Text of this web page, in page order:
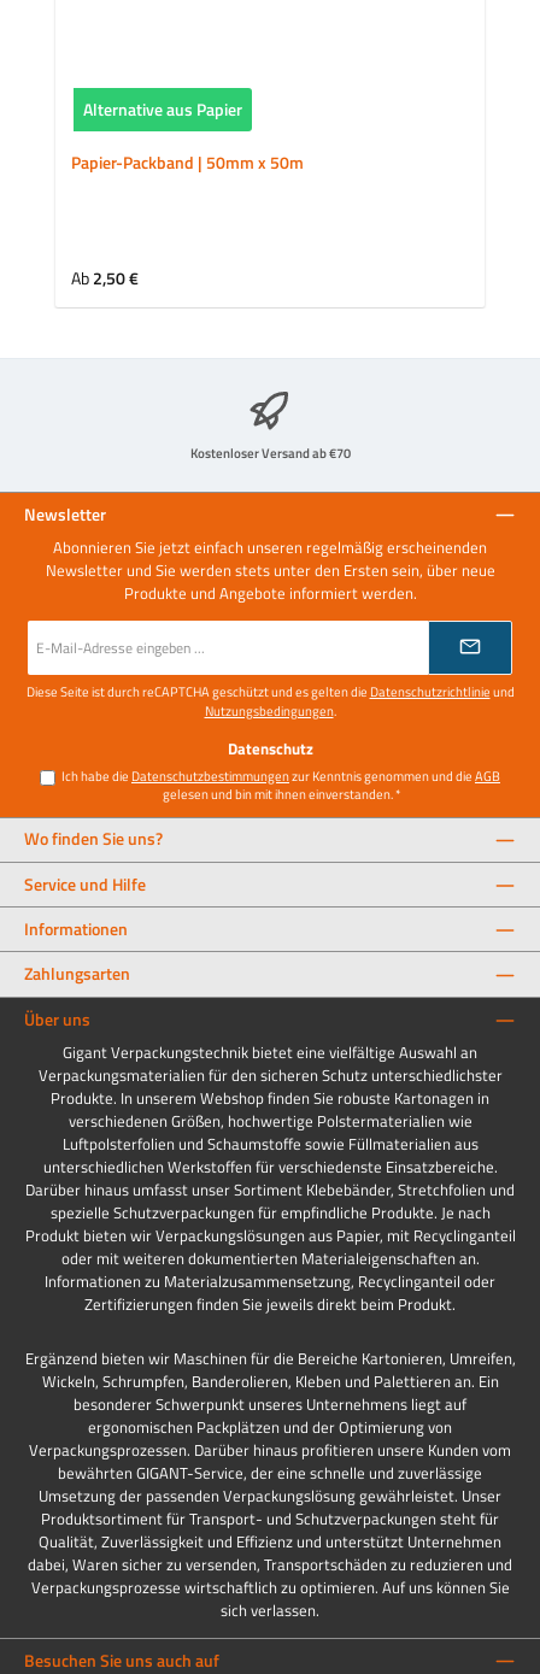
Alternative aus Papier
Papier-Packband | 50mm x 50m
Regulärer Preis:
Ab2,50 €
Kostenloser Versand ab €70
Newsletter
Abonnieren Sie jetzt einfach unseren regelmäßig erscheinenden
Newsletter und Sie werden stets unter den Ersten sein, über neue
Produkte und Angebote informiert werden.
E-
Mail-
Adresse
*
Diese Seite ist durch reCAPTCHA geschützt und es gelten die Datenschutzrichtlinieund
Nutzungsbedingungen.
Datenschutz
Ich habe die Datenschutzbestimmungenzur Kenntnis genommen und dieAGB
gelesen und bin mit ihnen einverstanden.*
Wo finden Sie uns?
Service und Hilfe
Informationen
Zahlungsarten
Über uns
Gigant Verpackungstechnik bietet eine vielfältige Auswahl an
Verpackungsmaterialien für den sicheren Schutz unterschiedlichster
Produkte. In unserem Webshop finden Sie robuste Kartonagen in
verschiedenen Größen, hochwertige Polstermaterialien wie
Luftpolsterfolien und Schaumstoffe sowie Füllmaterialien aus
unterschiedlichen Werkstoffen für verschiedenste Einsatzbereiche.
Darüber hinaus umfasst unser Sortiment Klebebänder, Stretchfolien und
spezielle Schutzverpackungen für empfindliche Produkte. Je nach
Produkt bieten wir Verpackungslösungen aus Papier, mit Recyclinganteil
oder mit weiteren dokumentierten Materialeigenschaften an.
Informationen zu Materialzusammensetzung, Recyclinganteil oder
Zertifizierungen finden Sie jeweils direkt beim Produkt.
Ergänzend bieten wir Maschinen für die Bereiche Kartonieren, Umreifen,
Wickeln, Schrumpfen, Banderolieren, Kleben und Palettieren an. Ein
besonderer Schwerpunkt unseres Unternehmens liegt auf
ergonomischen Packplätzen und der Optimierung von
Verpackungsprozessen. Darüber hinaus profitieren unsere Kunden vom
bewährten GIGANT-Service, der eine schnelle und zuverlässige
Umsetzung der passenden Verpackungslösung gewährleistet. Unser
Produktsortiment für Transport- und Schutzverpackungen steht für
Qualität, Zuverlässigkeit und Effizienz und unterstützt Unternehmen
dabei, Waren sicher zu versenden, Transportschäden zu reduzieren und
Verpackungsprozesse wirtschaftlich zu optimieren. Auf uns können Sie
sich verlassen.
Besuchen Sie uns auch auf